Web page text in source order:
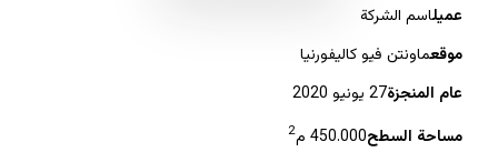
عميلاسم الشركة
موقعماونتن فيو كاليفورنيا
عام المنجزة27 يونيو 2020
مساحة السطح450.000 م 2